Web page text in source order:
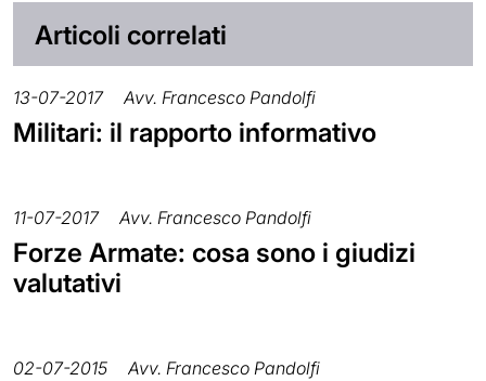
Articoli correlati
13-07-2017 Avv. Francesco Pandolfi
Militari: il rapporto informativo
11-07-2017 Avv. Francesco Pandolfi
Forze Armate: cosa sono i giudizi
valutativi
02-07-2015 Avv. Francesco Pandolfi